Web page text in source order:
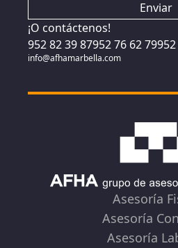
¡O contáctenos!
952 82 39 87952 76 62 79
info@afhamarbella.com
Asesoría
Asesoría
Asesoría